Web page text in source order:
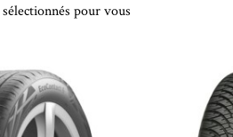
pour vous